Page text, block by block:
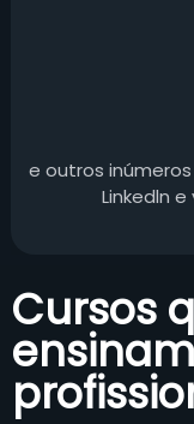
e outros
Linkedln
Cursos